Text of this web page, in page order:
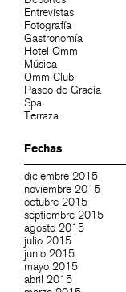
Entrevistas
Fotografía
Gastronomía
Hotel Omm
Música
Omm Club
Paseo de Gracia
Spa
Terraza
Fechas
diciembre 2015
noviembre 2015
octubre 2015
septiembre 2015
agosto 2015
julio 2015
junio 2015
mayo 2015
abril 2015